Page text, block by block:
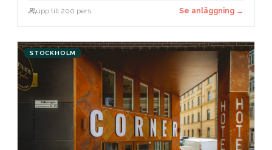
upp till 200 pers. Se anläggning →
STOCKHOLM